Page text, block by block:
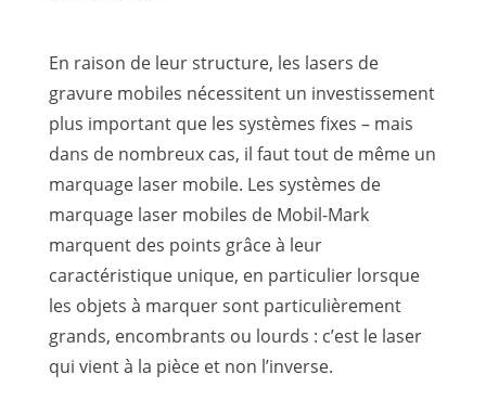
En raison de leur structure, les lasers de
gravure mobiles nécessitent un investissement
plus important que les systèmes fixes – mais
dans de nombreux cas, il faut tout de même un
marquage laser mobile. Les systèmes de
marquage laser mobiles de Mobil-Mark
marquent des points grâce à leur
caractéristique unique, en particulier lorsque
les objets à marquer sont particulièrement
grands, encombrants ou lourds : c’est le laser
qui vient à la pièce et non l’inverse.